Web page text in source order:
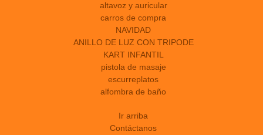
altavoz y auricular
carros de compra
NAVIDAD
ANILLO DE LUZ CON TRIPODE
KART INFANTIL
pistola de masaje
escurreplatos
alfombra de baño
Ir arriba
Contáctanos